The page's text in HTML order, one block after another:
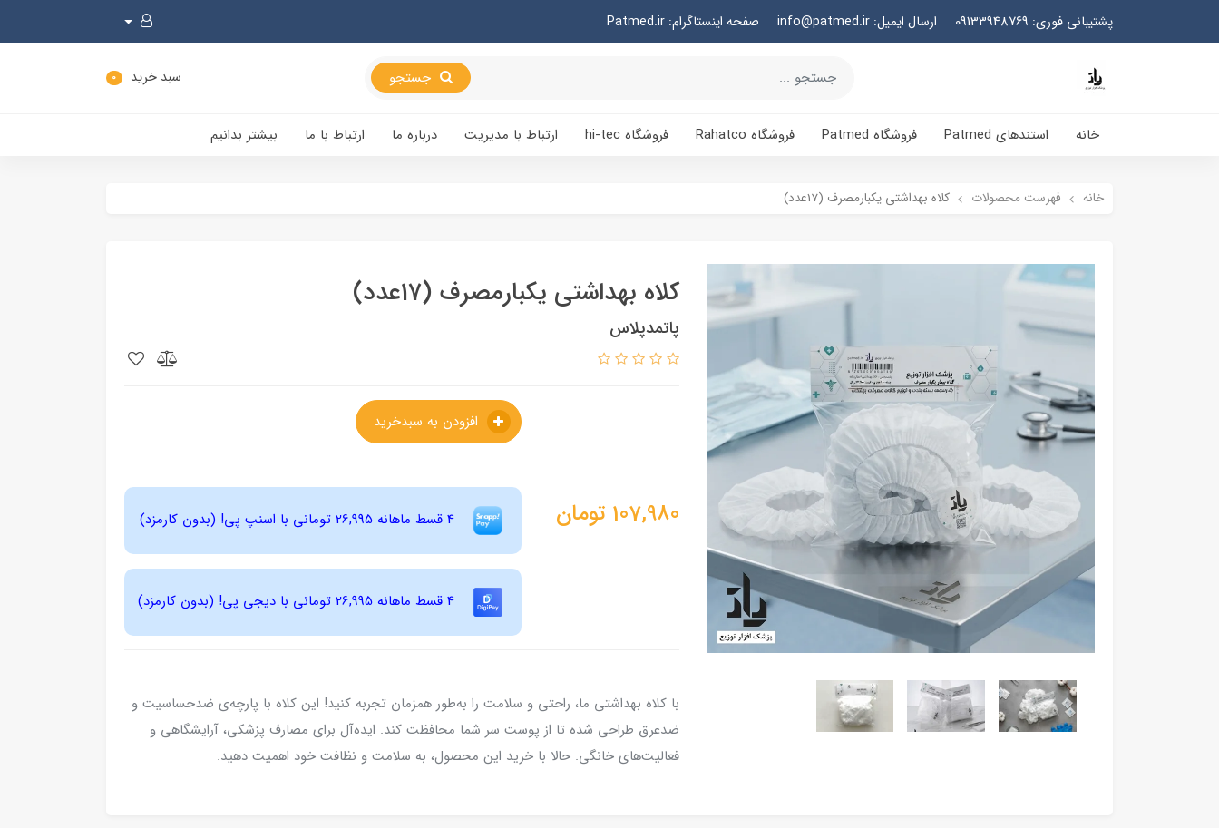
پشتیبانی فوری: 09133948769 ارسال ایمیل: info@patmed.ir صفحه اینستاگرام: Patmed.ir
سبد خرید 0
خانه استندهای Patmed فروشگاه Patmed فروشگاه Rahatco فروشگاه hi-tec ارتباط با مدیریت درباره ما ارتباط با ما بیشتر بدانیم
خانه فهرست محصولات کلاه بهداشتی یکبارمصرف (17عدد)
کلاه بهداشتی یکبارمصرف (17عدد)
پاتمدپلاس
107,980 تومان 4 قسط ماهانه 26,995 تومانی با اسنپ ‌پی! (بدون کارمزد)
4 قسط ماهانه 26,995 تومانی با دیجی ‌پی! (بدون کارمزد)
با کلاه بهداشتی ما، راحتی و سلامت را به‌طور همزمان تجربه کنید! این کلاه با پارچه‌ی ضدحساسیت و
ضدعرق طراحی شده تا از پوست سر شما محافظت کند. ایده‌آل برای مصارف پزشکی، آرایشگاهی و
فعالیت‌های خانگی. حالا با خرید این محصول، به سلامت و نظافت خود اهمیت دهید.